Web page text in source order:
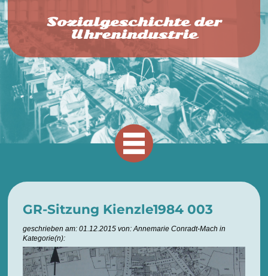
Sozialgeschichte der
Uhrenindustrie
GR-Sitzung Kienzle1984 003
geschrieben am: 01.12.2015 von: Annemarie Conradt-Mach in
Kategorie(n):